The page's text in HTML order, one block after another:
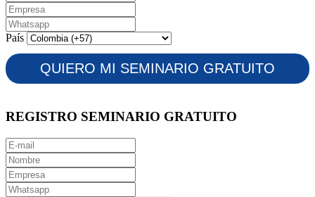
País
REGISTRO SEMINARIO GRATUITO